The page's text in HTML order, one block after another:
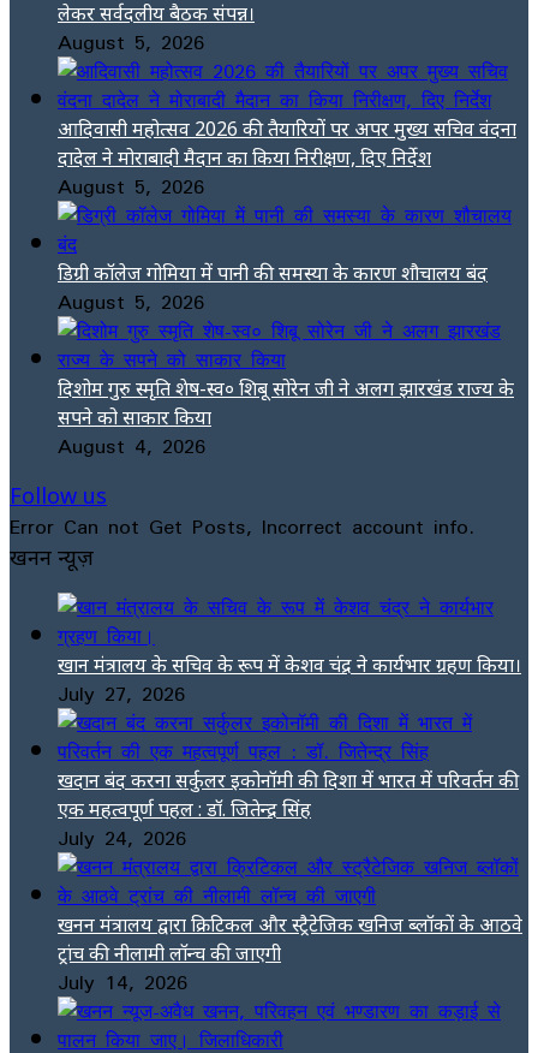
लेकर सर्वदलीय बैठक संपन्न।
August 5, 2026
आदिवासी महोत्सव 2026 की तैयारियों पर अपर मुख्य सचिव वंदना
दादेल ने मोराबादी मैदान का किया निरीक्षण, दिए निर्देश
August 5, 2026
डिग्री कॉलेज गोमिया में पानी की समस्या के कारण शौचालय बंद
August 5, 2026
दिशोम गुरु स्मृति शेष-स्व० शिबू सोरेन जी ने अलग झारखंड राज्य के
सपने को साकार किया
August 4, 2026
Follow us
Error Can not Get Posts, Incorrect account info.
खनन न्यूज़
खान मंत्रालय के सचिव के रूप में केशव चंद्र ने कार्यभार ग्रहण किया।
July 27, 2026
खदान बंद करना सर्कुलर इकोनॉमी की दिशा में भारत में परिवर्तन की
एक महत्वपूर्ण पहल : डॉ. जितेन्द्र सिंह
July 24, 2026
खनन मंत्रालय द्वारा क्रिटिकल और स्ट्रैटेजिक खनिज ब्लॉकों के आठवे
ट्रांच की नीलामी लॉन्च की जाएगी
July 14, 2026